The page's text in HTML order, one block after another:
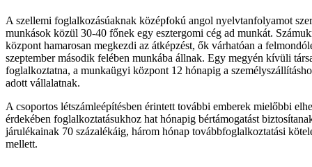
A szellemi foglalkozásúaknak középfokú angol nyelvtanfolyamot
munkások közül 30-40 főnek egy esztergomi cég ad munkát.
központ hamarosan megkezdi az átképzést, ők várhatóan a
szeptember második felében munkába állnak. Egy megyén kívüli
foglalkoztatna, a munkaügyi központ 12 hónapig a
adott vállalatnak.
A csoportos létszámleépítésben érintett további emberek mielőbbi
érdekében foglalkoztatásukhoz hat hónapig bértámogatást
járulékainak 70 százalékáig, három hónap továbbfoglalkoztatási
mellett.